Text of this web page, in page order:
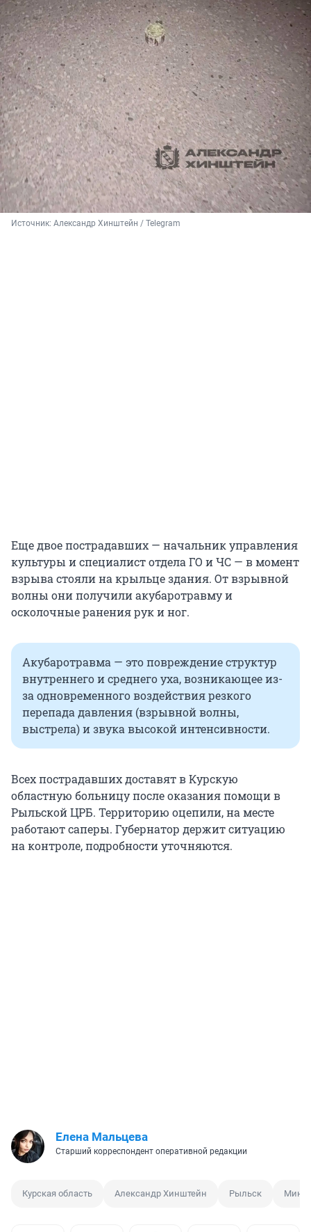
Источник: Александр Хинштейн / Telegram
Еще двое пострадавших — начальник управления
культуры и специалист отдела ГО и ЧС — в момент
взрыва стояли на крыльце здания. От взрывной
волны они получили акубаротравму и
осколочные ранения рук и ног.
Акубаротравма — это повреждение структур
внутреннего и среднего уха, возникающее из-
за одновременного воздействия резкого
перепада давления (взрывной волны,
выстрела) и звука высокой интенсивности.
Всех пострадавших доставят в Курскую
областную больницу после оказания помощи в
Рыльской ЦРБ. Территорию оцепили, на месте
работают саперы. Губернатор держит ситуацию
на контроле, подробности уточняются.
Елена Мальцева
Старший корреспондент оперативной редакции
Курская область Александр Хинштейн Рыльск Мина